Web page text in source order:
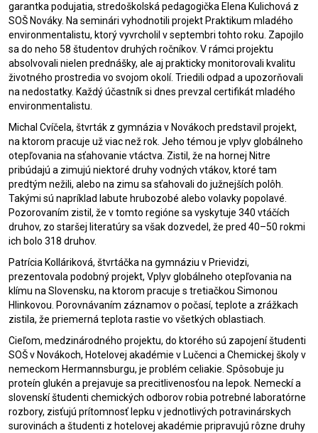
garantka podujatia, stredoškolská pedagogička Elena Kulichová z
SOŠ Nováky. Na seminári vyhodnotili projekt Praktikum mladého
environmentalistu, ktorý vyvrcholil v septembri tohto roku. Zapojilo
sa do neho 58 študentov druhých ročníkov. V rámci projektu
absolvovali nielen prednášky, ale aj prakticky monitorovali kvalitu
životného prostredia vo svojom okolí. Triedili odpad a upozorňovali
na nedostatky. Každý účastník si dnes prevzal certifikát mladého
environmentalistu.
Michal Cvíčela, štvrták z gymnázia v Novákoch predstavil projekt,
na ktorom pracuje už viac než rok. Jeho témou je vplyv globálneho
otepľovania na sťahovanie vtáctva. Zistil, že na hornej Nitre
pribúdajú a zimujú niektoré druhy vodných vtákov, ktoré tam
predtým nežili, alebo na zimu sa sťahovali do južnejších polôh.
Takými sú napríklad labute hrubozobé alebo volavky popolavé.
Pozorovaním zistil, že v tomto regióne sa vyskytuje 340 vtáčích
druhov, zo staršej literatúry sa však dozvedel, že pred 40–50 rokmi
ich bolo 318 druhov.
Patrícia Kolláriková, štvrtáčka na gymnáziu v Prievidzi,
prezentovala podobný projekt, Vplyv globálneho otepľovania na
klímu na Slovensku, na ktorom pracuje s tretiačkou Simonou
Hlinkovou. Porovnávaním záznamov o počasí, teplote a zrážkach
zistila, že priemerná teplota rastie vo všetkých oblastiach.
Cieľom, medzinárodného projektu, do ktorého sú zapojení študenti
SOŠ v Novákoch, Hotelovej akadémie v Lučenci a Chemickej školy v
nemeckom Hermannsburgu, je problém celiakie. Spôsobuje ju
proteín glukén a prejavuje sa precitlivenosťou na lepok. Nemeckí a
slovenskí študenti chemických odborov robia potrebné laboratórne
rozbory, zisťujú prítomnosť lepku v jednotlivých potravinárskych
surovinách a študenti z hotelovej akadémie pripravujú rôzne druhy